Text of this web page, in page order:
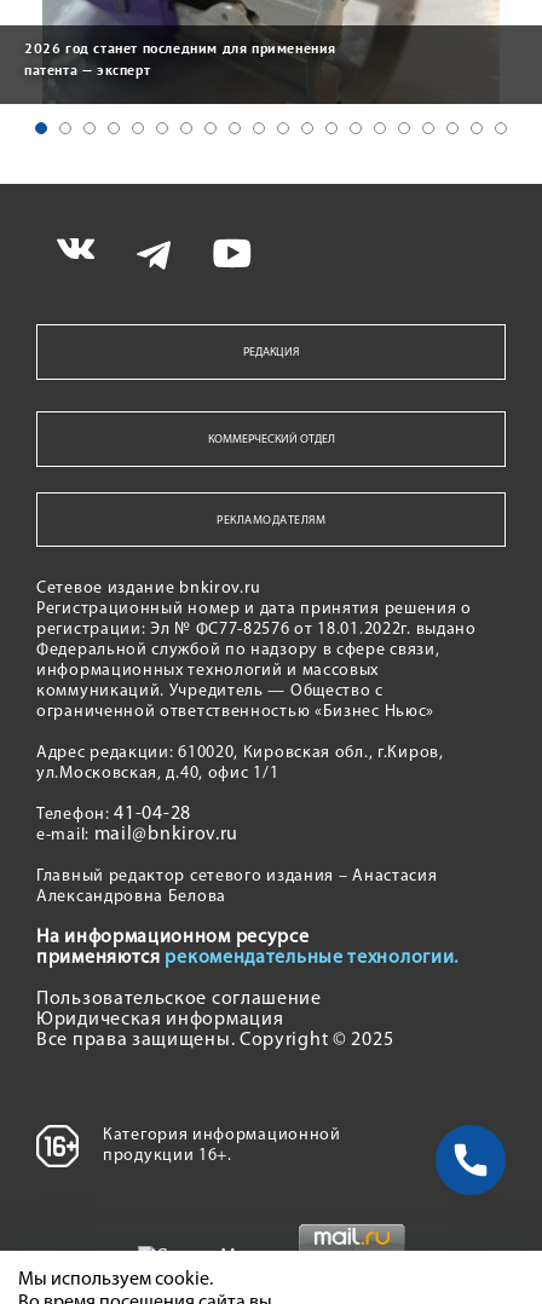
2026 год станет последним для применения
патента — эксперт
РЕДАКЦИЯ
КОММЕРЧЕСКИЙ ОТДЕЛ
РЕКЛАМОДАТЕЛЯМ
Сетевое издание bnkirov.ru
Регистрационный номер и дата принятия решения о
регистрации: Эл № ФС77-82576 от 18.01.2022г. выдано
Федеральной службой по надзору в сфере связи,
информационных технологий и массовых
коммуникаций. Учредитель — Общество с
ограниченной ответственностью «Бизнес Ньюс»
Адрес редакции: 610020, Кировская обл., г.Киров,
ул.Московская, д.40, офис 1/1
Телефон:41-04-28
e-mail: mail@bnkirov.ru
Главный редактор сетевого издания – Анастасия
Александровна Белова
На информационном ресурсе
применяются рекомендательные технологии.
Пользовательское соглашение
Юридическая информация
Все права защищены. Copyright © 2025
Категория информационной
продукции 16+.
Мы используем cookie.